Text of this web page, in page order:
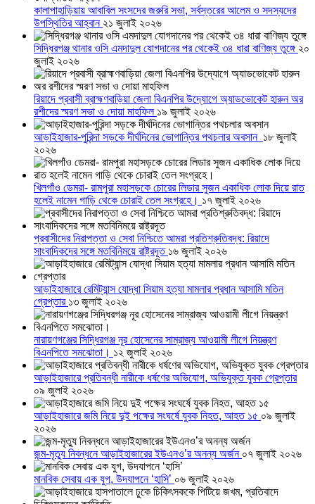
কালাপাহাড়িয়ায় আবাবিল সংসদের জরুরি সভা, সর্বস্তরের আলেম ও সদস্যদের
উপস্থিতির আহ্বান ২১ জুলাই ২০২৬
সিদ্ধিরগঞ্জ থানার ওসি এমদাদুল যোগদানের পর থেকেই ৩৪ ধারা বাণিজ্য তুঙ্গে ২০
জুলাই ২০২৬
রিয়াদে প্রবাসী ব্রাহ্মণবাড়িয়া জেলা বিএনপির উদ্যোগে অ্যাডভোকেট হারুন অর
রশীদের স্মরণ সভা ও দোয়া মাহফিল ১৯ জুলাই ২০২৬
আড়াইহাজার-পুরিন্দা সড়কে দীর্ঘদিনের ভোগান্তির পথচলার অবসান ১৮ জুলাই
২০২৬
খিলগাঁও ডেমরা- রামপুরা মহাসড়কে চোরের লিডার সুজন একাধিক লোক দিয়ে রাত
হলেই নামেন গাড়ি থেকে চোরাই তেল সংগ্রহে। ১৭ জুলাই ২০২৬
প্রবাসীদের নিরাপত্তা ও সেবা নিশ্চিতে আমরা প্রতিশ্রুতিবদ্ধ: রিয়াদে
সাংবাদিকদের সঙ্গে মতবিনিময়ে রাষ্ট্রদূত ১৬ জুলাই ২০২৬
আড়াইহাজারে রেমিট্যান্স যোদ্ধা সিয়াম হত্যা মামলার প্রধান আসামি মতিন
গ্রেপ্তার ১৩ জুলাই ২০২৬
নারায়ণগঞ্জের সিদ্ধিরগঞ্জ নূর হোসেনের সাম্রাজ্য আওয়ামী লীগে নিয়ন্ত্রণ
বিএনপিতে সমঝোতা। ১২ জুলাই ২০২৬
আড়াইহাজারে প্রতিবন্ধী নারীকে ধর্ষণের অভিযোগ, অভিযুক্ত যুবক গ্রেপ্তার
০৯ জুলাই ২০২৬
আড়াইহাজারে জমি নিয়ে দুই পক্ষের সংঘর্ষে যুবক নিহত, আহত ১৫ ০৯ জুলাই
২০২৬
জন্ম-মৃত্যু নিবন্ধনে আড়াইহাজারের ইউএনও’র অনন্য অর্জন ০৭ জুলাই ২০২৬
মানবিক সেবায় এক যুগ, উদযাপনে ‘হাসি’ ০৬ জুলাই ২০২৬